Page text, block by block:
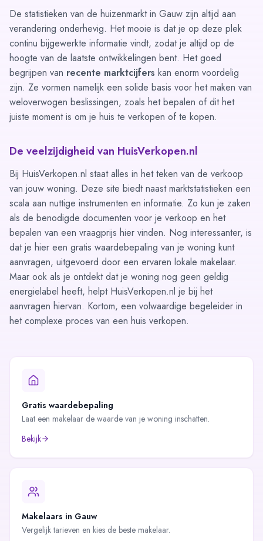
De statistieken van de huizenmarkt in Gauw zijn altijd aan
verandering onderhevig. Het mooie is dat je op deze plek
continu bijgewerkte informatie vindt, zodat je altijd op de
hoogte van de laatste ontwikkelingen bent. Het goed
begrijpen van recente marktcijfers kan enorm voordelig
zijn. Ze vormen namelijk een solide basis voor het maken van
weloverwogen beslissingen, zoals het bepalen of dit het
juiste moment is om je huis te verkopen of te kopen.
De veelzijdigheid van HuisVerkopen.nl
Bij HuisVerkopen.nl staat alles in het teken van de verkoop
van jouw woning. Deze site biedt naast marktstatistieken een
scala aan nuttige instrumenten en informatie. Zo kun je zaken
als de benodigde documenten voor je verkoop en het
bepalen van een vraagprijs hier vinden. Nog interessanter, is
dat je hier een gratis waardebepaling van je woning kunt
aanvragen, uitgevoerd door een ervaren lokale makelaar.
Maar ook als je ontdekt dat je woning nog geen geldig
energielabel heeft, helpt HuisVerkopen.nl je bij het
aanvragen hiervan. Kortom, een volwaardige begeleider in
het complexe proces van een huis verkopen.
Gratis waardebepaling
Laat een makelaar de waarde van je woning inschatten.
Bekijk
Makelaars in Gauw
Vergelijk tarieven en kies de beste makelaar.